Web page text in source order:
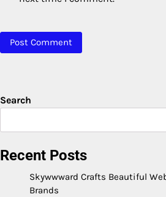
Search
Recent Posts
Skywwward Crafts Beautiful
Brands